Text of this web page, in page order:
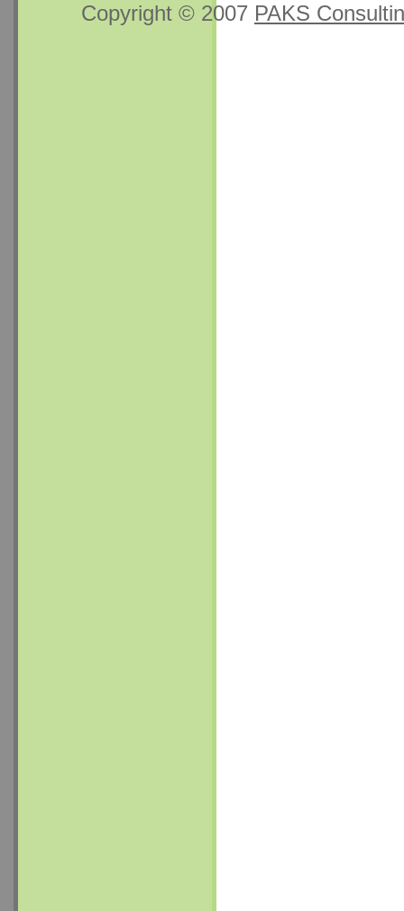
Copyright © 2007 PAKS